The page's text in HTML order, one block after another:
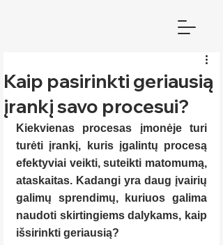
Kaip pasirinkti geriausią
įrankį savo procesui?
Kiekvienas procesas įmonėje turi
turėti įrankį, kuris įgalintų procesą
efektyviai veikti, suteikti matomumą,
ataskaitas. Kadangi yra daug įvairių
galimų sprendimų, kuriuos galima
naudoti skirtingiems dalykams, kaip
išsirinkti geriausią?